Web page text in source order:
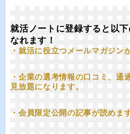
就活ノートに登録すると以
なれます！
・就活に役立つメールマガジン
・企業の選考情報の口コミ、通
見放題になります。
・会員限定公開の記事が読めます